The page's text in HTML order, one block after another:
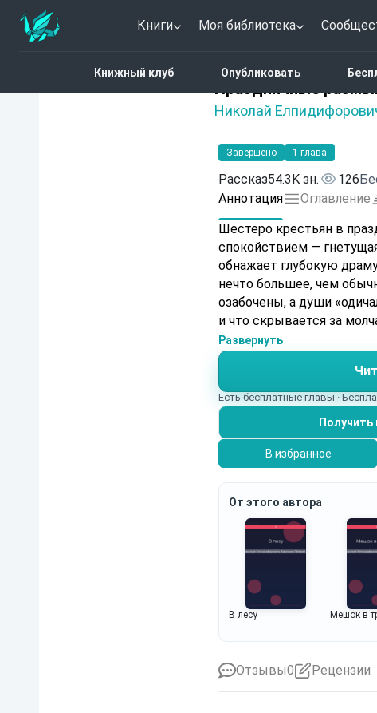
Книги Моя библиотека
Книжный клуб Опубликовать
Праздничные
Николай
Нет оценок
Завершено 1 глава
Рассказ54.3K зн. 126
Аннотация
Оглавление
Шестеро крестьян в
спокойствием —
обнажает глубокую
нечто большее, чем
озабочены, а души
и что скрывается за
Развернуть
Есть бесплатные главы ·
Получить
В избранное
От этого автора
В лесу Мешок в
Отзывы0 Рецензии